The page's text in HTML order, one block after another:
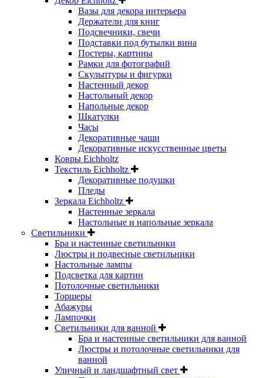
Вазы для декора интерьера
Держатели для книг
Подсвечники, свечи
Подставки под бутылки вина
Постеры, картины
Рамки для фотографий
Скульптуры и фигурки
Настенный декор
Настольный декор
Напольные декор
Шкатулки
Часы
Декоративные чаши
Декоративные искусственные цветы
Ковры Eichholtz
Текстиль Eichholtz
Декоративные подушки
Пледы
Зеркала Eichholtz
Настенные зеркала
Настольные и напольные зеркала
Светильники
Бра и настенные светильники
Люстры и подвесные светильники
Настольные лампы
Подсветка для картин
Потолочные светильники
Торшеры
Абажуры
Лампочки
Светильники для ванной
Бра и настенные светильники для ванной
Люстры и потолочные светильники для
ванной
Уличный и ландшафтный свет